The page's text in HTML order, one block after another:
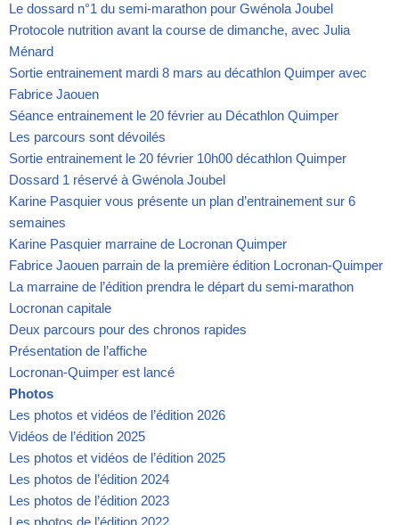
Le dossard n°1 du semi-marathon pour Gwénola Joubel
Protocole nutrition avant la course de dimanche, avec Julia
Ménard
Sortie entrainement mardi 8 mars au décathlon Quimper avec
Fabrice Jaouen
Séance entrainement le 20 février au Décathlon Quimper
Les parcours sont dévoilés
Sortie entrainement le 20 février 10h00 décathlon Quimper
Dossard 1 réservé à Gwénola Joubel
Karine Pasquier vous présente un plan d’entrainement sur 6
semaines
Karine Pasquier marraine de Locronan Quimper
Fabrice Jaouen parrain de la première édition Locronan-Quimper
La marraine de l’édition prendra le départ du semi-marathon
Locronan capitale
Deux parcours pour des chronos rapides
Présentation de l’affiche
Locronan-Quimper est lancé
Photos
Les photos et vidéos de l’édition 2026
Vidéos de l’édition 2025
Les photos et vidéos de l’édition 2025
Les photos de l’édition 2024
Les photos de l’édition 2023